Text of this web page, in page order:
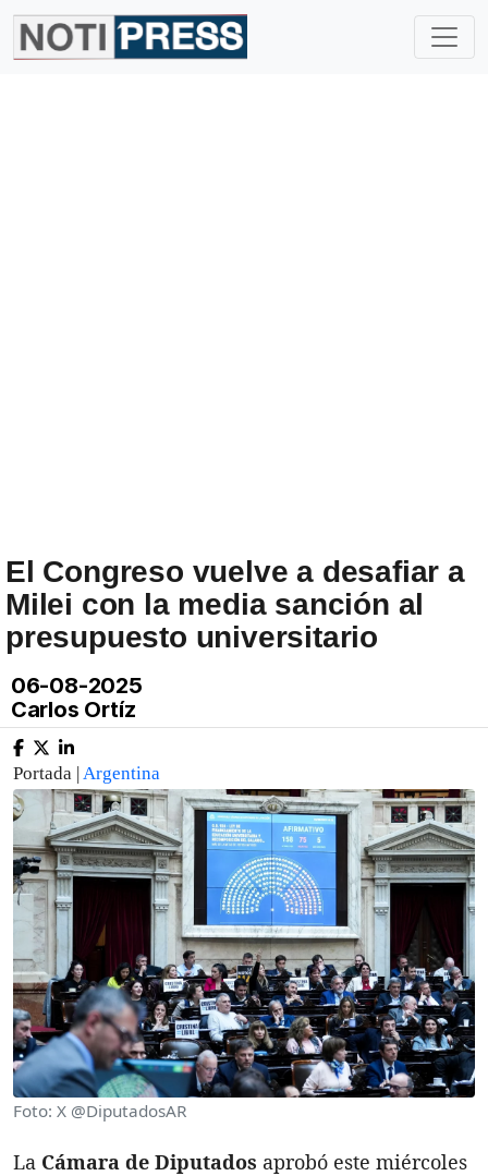
El Congreso vuelve a desafiar a
Milei con la media sanción al
presupuesto universitario
06-08-2025
Carlos Ortíz
Portada |Argentina
Foto: X @DiputadosAR
La Cámara de Diputados aprobó este miércoles